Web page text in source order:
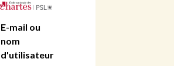
E-mail ou
nom
d'utilisateur